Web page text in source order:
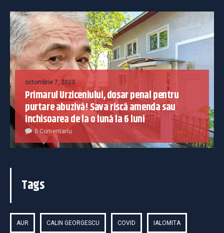
octombrie 7, 2023
Primarul Urziceniului, dosar penal pentru
purtare abuzivă! Sava riscă amenda sau
închisoarea de la o lună la 6 luni
0 Comentariu
Tags
AUR CALIN GEORGESCU COVID IALOMITA